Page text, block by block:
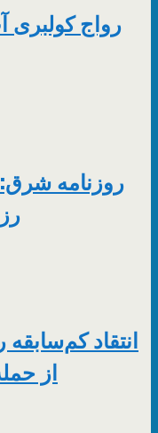
رواج کولبری
روزنامه
انتقاد
از حمله ۷ اکتبر حماس